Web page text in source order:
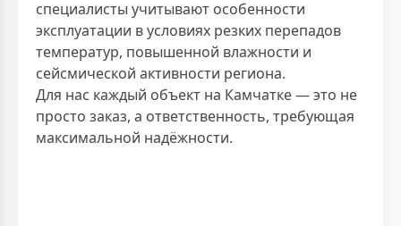
специалисты учитывают особенности
эксплуатации в условиях резких перепадов
температур, повышенной влажности и
сейсмической активности региона.
Для нас каждый объект на Камчатке — это не
просто заказ, а ответственность, требующая
максимальной надёжности.